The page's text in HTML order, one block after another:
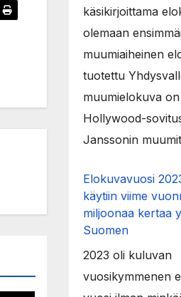
käsikirjoittama
olemaan
muumiaiheinen
tuotettu
muumielokuva
Hollywood-
Janssonin
Elokuvavuosi
käytiin viime
miljoonaa kertaa
Suomen
2023 oli kuluvan
vuosikymmenen